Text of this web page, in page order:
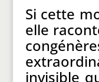
Si cette
elle
invisible